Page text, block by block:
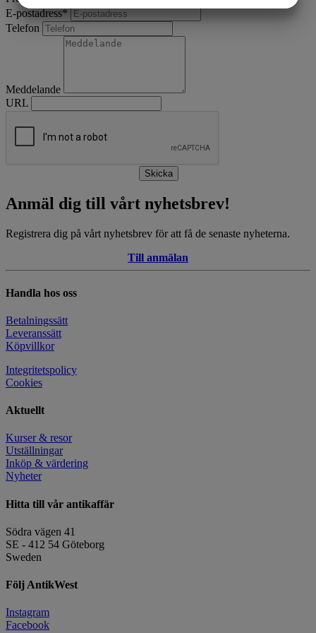
E-postadress*
Telefon
Meddelande
URL
Skicka
Anmäl dig till vårt nyhetsbrev!
Registrera dig på vårt nyhetsbrev för att få de senaste nyheterna.
Till anmälan
Handla hos oss
Betalningssätt
Leveranssätt
Köpvillkor
Integritetspolicy
Cookies
Aktuellt
Kurser & resor
Utställningar
Inköp & värdering
Nyheter
Hitta till vår antikaffär
Södra vägen 41
SE - 412 54 Göteborg
Sweden
Följ AntikWest
Instagram
Facebook
MARKETING STATISTIK